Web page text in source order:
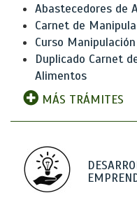
Abastecedores de
Carnet de
Curso
Duplicado Carnet
Alimentos
MÁS TRÁMITES